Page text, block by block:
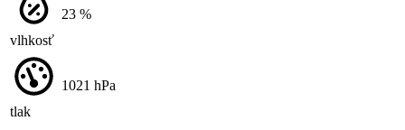
vlhkosť
23 %
tlak
1021 hPa